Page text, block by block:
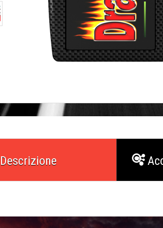
Descrizione